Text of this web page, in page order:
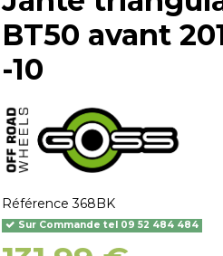
BT50 avant
-10
Référence 368BK
Sur Commande tel 09 52 484 484